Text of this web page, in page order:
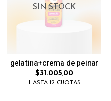
SIN STOCK
gelatina+crema de peinar
$31.005,00
HASTA 12 CUOTAS